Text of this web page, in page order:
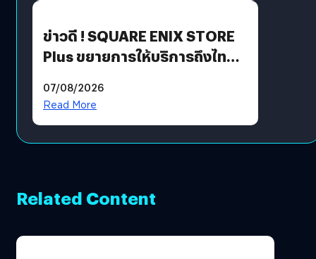
ข่าวดี ! SQUARE ENIX STORE
Plus ขยายการให้บริการถึงไทย
โดยตรง
07/08/2026
Read More
Related Content